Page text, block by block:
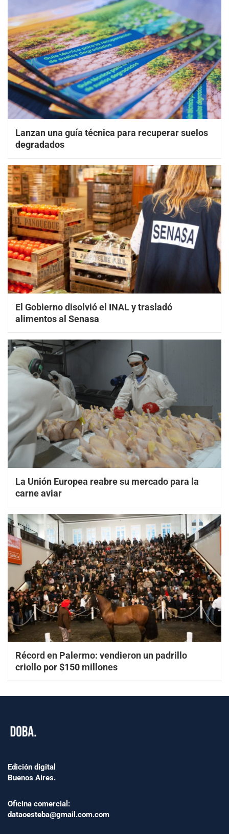
Lanzan una guía técnica para recuperar suelos
degradados
El Gobierno disolvió el INAL y trasladó
alimentos al Senasa
La Unión Europea reabre su mercado para la
carne aviar
Récord en Palermo: vendieron un padrillo
criollo por $150 millones
Edición digital
Buenos Aires.
Oficina comercial:
dataoesteba@gmail.com.com